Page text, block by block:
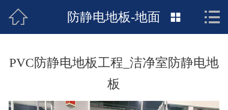
 接地工程首页
新闻动态
 防静电地板-地面  
PVC防静电地板工程_洁净室防静电地
板